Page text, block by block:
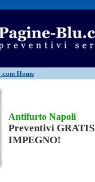
.com Home
Edilizia
Falegnami
Antifurto Napoli
Preventivi
IMPEGNO!